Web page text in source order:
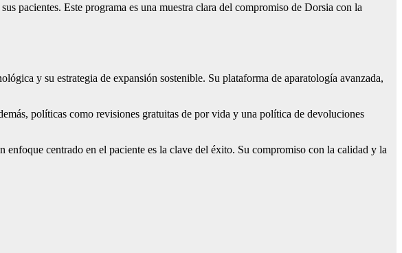
pacientes. Este programa es una muestra clara del compromiso de Dorsia con la
y su estrategia de expansión sostenible. Su plataforma de aparatología avanzada,
políticas como revisiones gratuitas de por vida y una política de devoluciones
centrado en el paciente es la clave del éxito. Su compromiso con la calidad y la